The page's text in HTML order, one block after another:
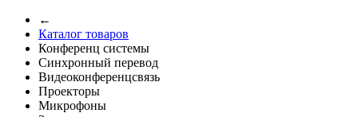
←
Каталог товаров
Конференц системы
Синхронный перевод
Видеоконференцсвязь
Проекторы
Микрофоны